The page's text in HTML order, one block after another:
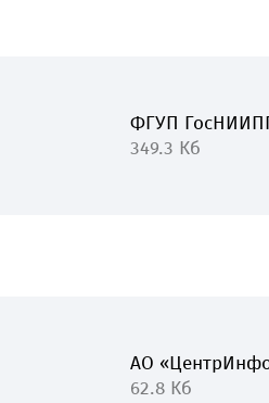
ФГУП
349.3 Кб
АО
62.8 Кб